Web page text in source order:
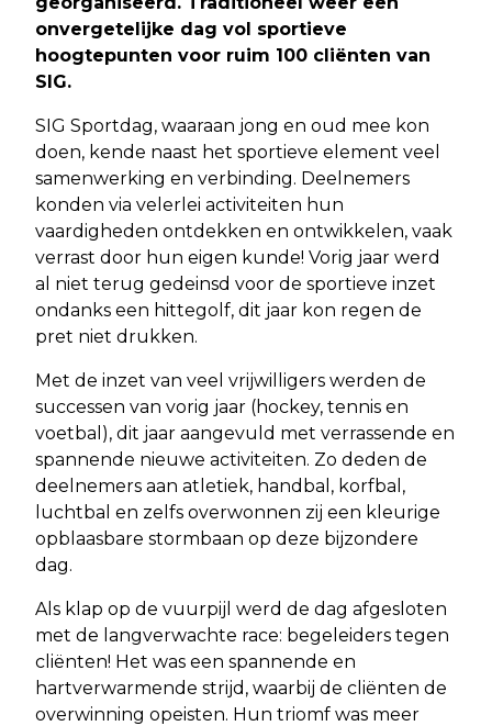
onvergetelijke dag vol sportieve
hoogtepunten voor ruim 100 cliënten van
SIG.
SIG Sportdag, waaraan jong en oud mee kon
doen, kende naast het sportieve element veel
samenwerking en verbinding. Deelnemers
konden via velerlei activiteiten hun
vaardigheden ontdekken en ontwikkelen, vaak
verrast door hun eigen kunde! Vorig jaar werd
al niet terug gedeinsd voor de sportieve inzet
ondanks een hittegolf, dit jaar kon regen de
pret niet drukken.
Met de inzet van veel vrijwilligers werden de
successen van vorig jaar (hockey, tennis en
voetbal), dit jaar aangevuld met verrassende en
spannende nieuwe activiteiten. Zo deden de
deelnemers aan atletiek, handbal, korfbal,
luchtbal en zelfs overwonnen zij een kleurige
opblaasbare stormbaan op deze bijzondere
dag.
Als klap op de vuurpijl werd de dag afgesloten
met de langverwachte race: begeleiders tegen
cliënten! Het was een spannende en
hartverwarmende strijd, waarbij de cliënten de
overwinning opeisten. Hun triomf was meer